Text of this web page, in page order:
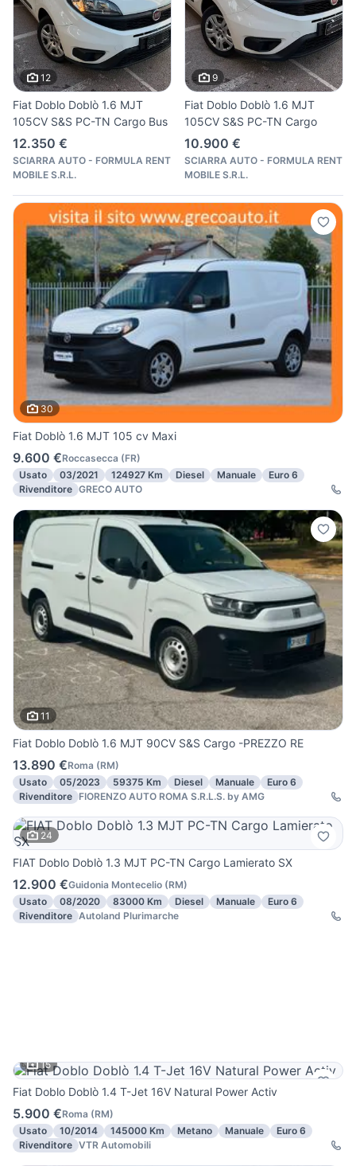
12
Fiat Doblo Doblò 1.6 MJT
105CV S&S PC-TN Cargo Bus
12.350 €
SCIARRA AUTO - FORMULA RENT
MOBILE S.R.L.
9
Fiat Doblo Doblò 1.6 MJT
105CV S&S PC-TN Cargo
10.900 €
SCIARRA AUTO - FORMULA RENT
MOBILE S.R.L.
30
Fiat Doblò 1.6 MJT 105 cv Maxi
9.600 €Roccasecca (FR)
Usato
03/2021 124927 Km Diesel Manuale
Euro 6
Rivenditore GRECO AUTO
11
Fiat Doblo Doblò 1.6 MJT 90CV S&S Cargo -PREZZO RE
13.890 €Roma (RM)
Usato
05/2023 59375 Km Diesel Manuale
Euro 6
Rivenditore FIORENZO AUTO ROMA S.R.L.S. by AMG
24
FIAT Doblo Doblò 1.3 MJT PC-TN Cargo Lamierato SX
12.900 €Guidonia Montecelio (RM)
Usato
08/2020 83000 Km Diesel Manuale
Euro 6
Rivenditore Autoland Plurimarche
15
Fiat Doblo Doblò 1.4 T-Jet 16V Natural Power Activ
5.900 €Roma (RM)
Usato
10/2014 145000 Km Metano Manuale
Euro 6
Rivenditore VTR Automobili